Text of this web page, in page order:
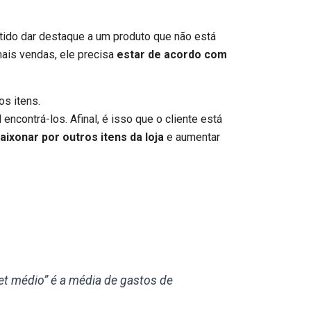
dar destaque a um produto que não está
vendas, ele precisa estar de acordo com
los. Afinal, é isso que o cliente está
por outros itens da loja e aumentar
médio” é a média de gastos de